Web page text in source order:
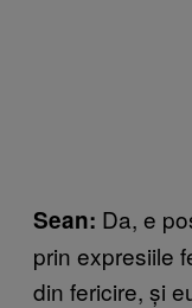
Sean: Da, e
prin expresiile
din fericire, și